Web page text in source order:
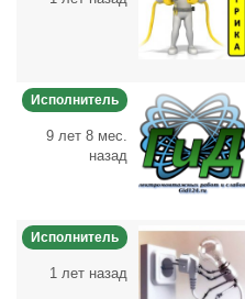
Исполнитель
9 лет 8 мес.
назад
Исполнитель
1 лет назад